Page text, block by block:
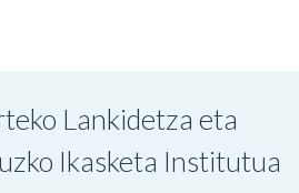
Lankidetza eta
Ikasketa Institutua